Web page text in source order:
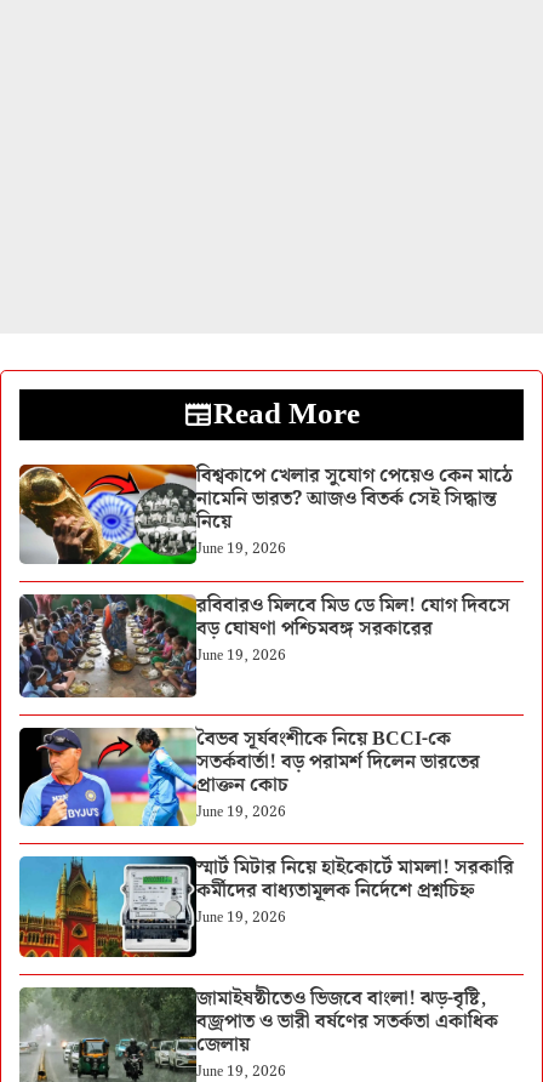
Read More
বিশ্বকাপে খেলার সুযোগ পেয়েও কেন মাঠে
নামেনি ভারত? আজও বিতর্ক সেই সিদ্ধান্ত
নিয়ে
June 19, 2026
রবিবারও মিলবে মিড ডে মিল! যোগ দিবসে
বড় ঘোষণা পশ্চিমবঙ্গ সরকারের
June 19, 2026
বৈভব সূর্যবংশীকে নিয়ে BCCI-কে
সতর্কবার্তা! বড় পরামর্শ দিলেন ভারতের
প্রাক্তন কোচ
June 19, 2026
স্মার্ট মিটার নিয়ে হাইকোর্টে মামলা! সরকারি
কর্মীদের বাধ্যতামূলক নির্দেশে প্রশ্নচিহ্ন
June 19, 2026
জামাইষষ্ঠীতেও ভিজবে বাংলা! ঝড়-বৃষ্টি,
বজ্রপাত ও ভারী বর্ষণের সতর্কতা একাধিক
জেলায়
June 19, 2026